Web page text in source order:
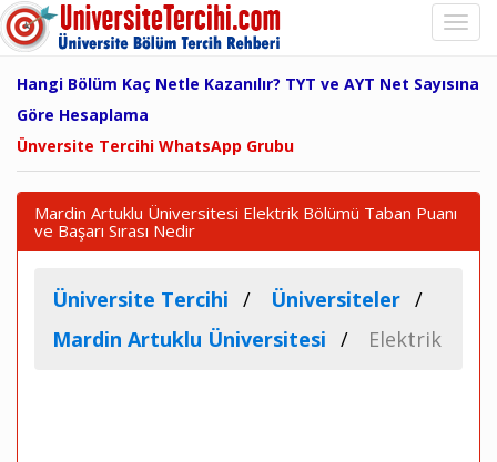
Hangi Bölüm Kaç Netle Kazanılır? TYT ve AYT Net Sayısına
Göre Hesaplama
Ünversite Tercihi WhatsApp Grubu
Mardin Artuklu Üniversitesi Elektrik Bölümü Taban Puanı
ve Başarı Sırası Nedir
Üniversite Tercihi
Üniversiteler
Mardin Artuklu Üniversitesi
Elektrik